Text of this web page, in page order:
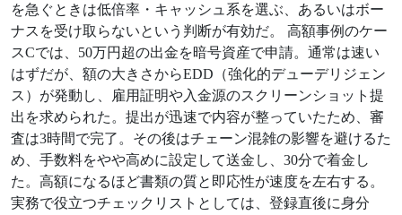
を急ぐときは低倍率・キャッシュ系を選ぶ、あるいはボー
ナスを受け取らないという判断が有効だ。 高額事例のケー
スCでは、50万円超の出金を暗号資産で申請。通常は速い
はずだが、額の大きさからEDD（強化的デューデリジェン
ス）が発動し、雇用証明や入金源のスクリーンショット提
出を求められた。提出が迅速で内容が整っていたため、審
査は3時間で完了。その後はチェーン混雑の影響を避けるた
め、手数料をやや高めに設定して送金し、30分で着金し
た。高額になるほど書類の質と即応性が速度を左右する。
実務で役立つチェックリストとしては、登録直後に身分